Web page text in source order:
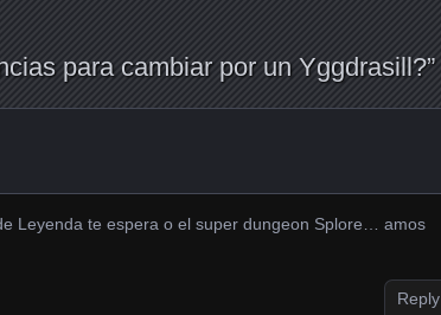
para cambiar por un Yggdrasill?”
Leyenda te espera o el super dungeon Splore… amos
Reply